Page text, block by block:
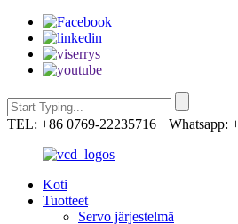
TEL: +86 0769-22235716 Whatsapp:
Koti
Tuotteet
Servo järjestelmä